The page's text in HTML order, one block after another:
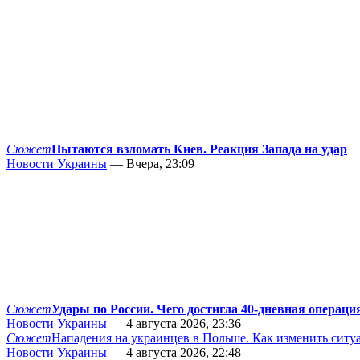
СюжетПытаются взломать Киев. Реакция Запада на удар
Новости Украины — Вчера, 23:09
СюжетУдары по России. Чего достигла 40-дневная
Новости Украины — 4 августа 2026, 23:36
СюжетНападения на украинцев в Польше. Как изменить
Новости Украины — 4 августа 2026, 22:48